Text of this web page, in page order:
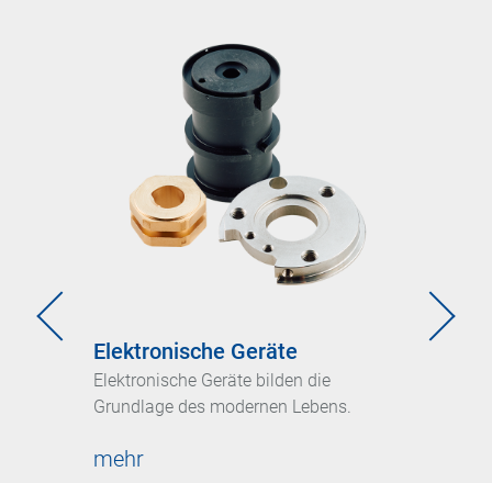
Neuigkeiten
Elektronische Geräte
Elektronische Geräte
Elektronische Geräte bilden die
Grundlage des modernen Lebens.
mehr